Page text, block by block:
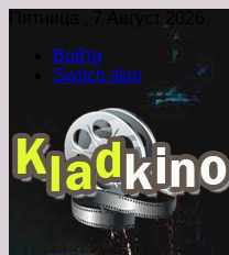
Пятница , 7 Август 2026
Войти
Switch skin